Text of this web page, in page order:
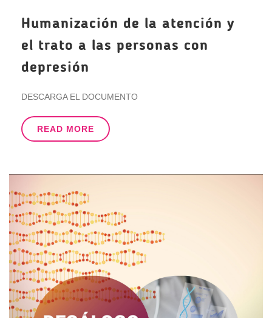
Humanización de la atención y
el trato a las personas con
depresión
DESCARGA EL DOCUMENTO
READ MORE